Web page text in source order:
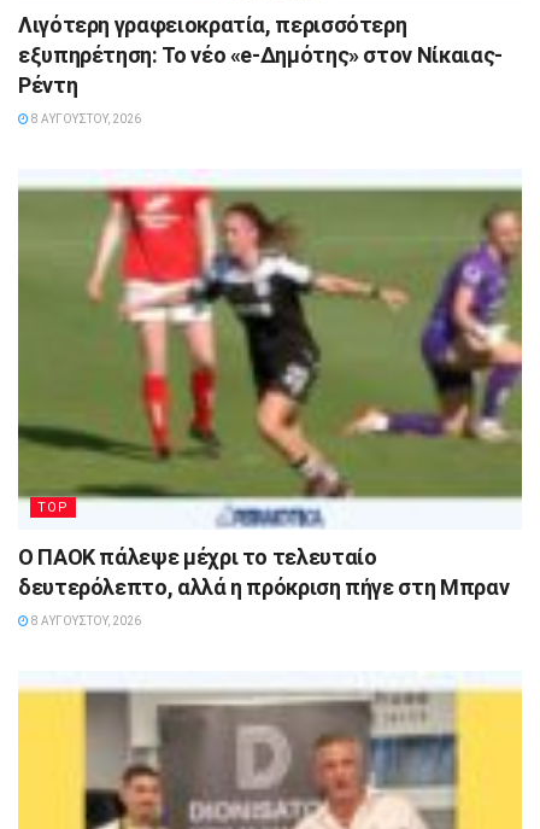
Λιγότερη γραφειοκρατία, περισσότερη
εξυπηρέτηση: Το νέο «e-Δημότης» στον Νίκαιας-
Ρέντη
8 ΑΥΓΟΎΣΤΟΥ, 2026
TOP
Ο ΠΑΟΚ πάλεψε μέχρι το τελευταίο
δευτερόλεπτο, αλλά η πρόκριση πήγε στη Μπραν
8 ΑΥΓΟΎΣΤΟΥ, 2026